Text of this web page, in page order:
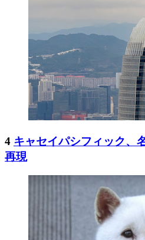
4 キャセイパシフィック、
再現